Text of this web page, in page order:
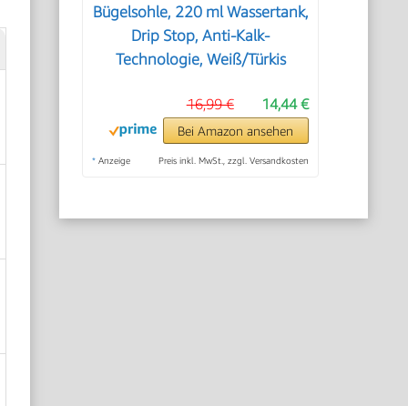
Bügelsohle, 220 ml Wassertank,
Drip Stop, Anti-Kalk-
Technologie, Weiß/Türkis
14,44 €
16,99 €
Bei Amazon ansehen
* Anzeige Preis inkl. MwSt., zzgl. Versandkosten